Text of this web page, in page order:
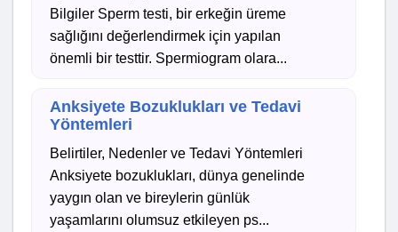
Bilgiler Sperm testi, bir erkeğin üreme
sağlığını değerlendirmek için yapılan
önemli bir testtir. Spermiogram olara...
Anksiyete Bozuklukları ve Tedavi
Yöntemleri
Belirtiler, Nedenler ve Tedavi Yöntemleri
Anksiyete bozuklukları, dünya genelinde
yaygın olan ve bireylerin günlük
yaşamlarını olumsuz etkileyen ps...